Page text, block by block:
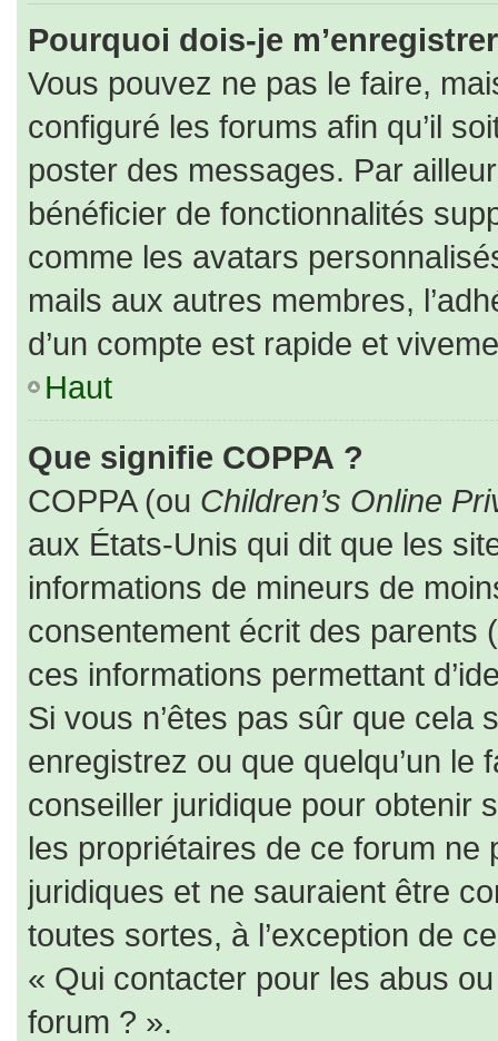
Pourquoi dois-je
Vous pouvez ne pas le faire,
configuré les forums afin qu’il
poster des messages. Par
bénéficier de fonctionnalités
comme les avatars
mails aux autres membres,
d’un compte est rapide et
Haut
Que signifie COPPA ?
COPPA (ou Children’s Online
aux États-Unis qui dit que les
informations de mineurs de
consentement écrit des parents
ces informations permettant
Si vous n’êtes pas sûr que cela
enregistrez ou que quelqu’un
conseiller juridique pour obtenir
les propriétaires de ce forum
juridiques et ne sauraient être
toutes sortes, à l’exception de
« Qui contacter pour les abus
forum ? ».